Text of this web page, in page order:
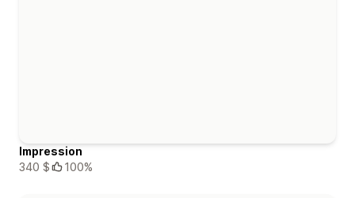
Impression
340 $
100%